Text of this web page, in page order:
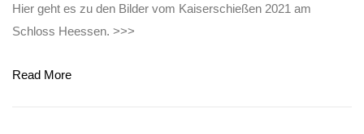
Hier geht es zu den Bilder vom Kaiserschießen 2021 am
Schloss Heessen. >>>
Read More